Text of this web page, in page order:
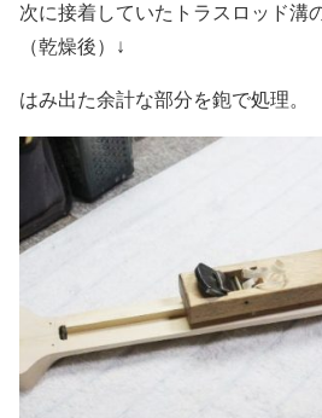
次に接着していたトラスロッド溝
（乾燥後）↓
はみ出た余計な部分を鉋で処理。